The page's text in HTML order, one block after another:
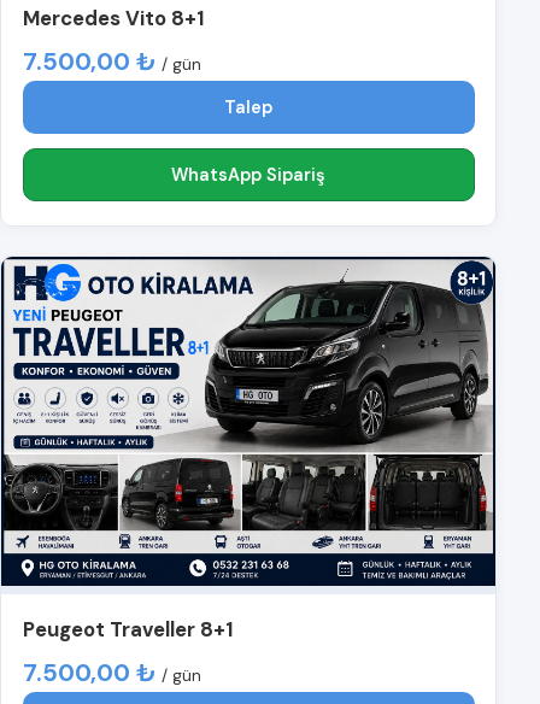
Mercedes Vito 8+1
7.500,00 ₺ / gün
Talep
WhatsApp Sipariş
Peugeot Traveller 8+1
7.500,00 ₺ / gün